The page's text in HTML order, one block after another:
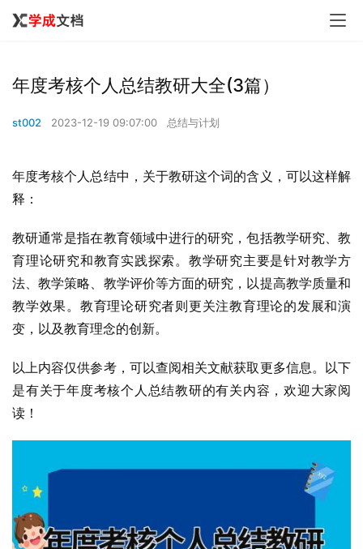
年度考核个人总结教研大全(3篇）
st002 2023-12-19 09:07:00 总结与计划
年度考核个人总结中，关于教研这个词的含义，可以这样解
释：
教研通常是指在教育领域中进行的研究，包括教学研究、教
育理论研究和教育实践探索。教学研究主要是针对教学方
法、教学策略、教学评价等方面的研究，以提高教学质量和
教学效果。教育理论研究者则更关注教育理论的发展和演
变，以及教育理念的创新。
以上内容仅供参考，可以查阅相关文献获取更多信息。以下
是有关于年度考核个人总结教研的有关内容，欢迎大家阅
读！